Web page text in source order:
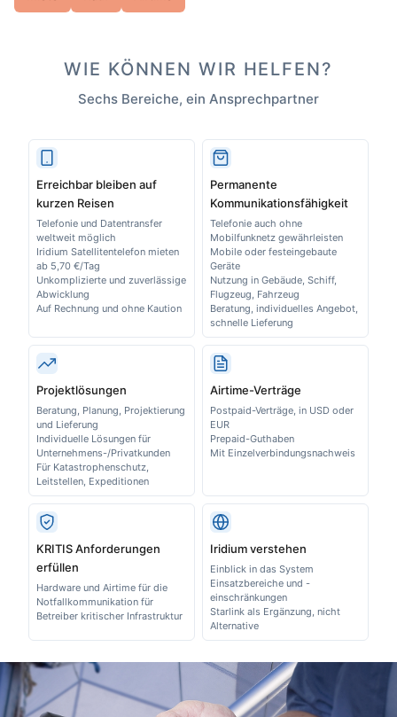
WIE KÖNNEN WIR HELFEN?
Sechs Bereiche, ein Ansprechpartner
Erreichbar bleiben auf
kurzen Reisen
Telefonie und Datentransfer
weltweit möglich
Iridium Satellitentelefon mieten
ab 5,70 €/Tag
Unkomplizierte und zuverlässige
Abwicklung
Auf Rechnung und ohne Kaution
Permanente
Kommunikationsfähigkeit
Telefonie auch ohne
Mobilfunknetz gewährleisten
Mobile oder festeingebaute
Geräte
Nutzung in Gebäude, Schiff,
Flugzeug, Fahrzeug
Beratung, individuelles Angebot,
schnelle Lieferung
Projektlösungen
Beratung, Planung, Projektierung
und Lieferung
Individuelle Lösungen für
Unternehmens-/Privatkunden
Für Katastrophenschutz,
Leitstellen, Expeditionen
Airtime-Verträge
Postpaid-Verträge, in USD oder
EUR
Prepaid-Guthaben
Mit Einzelverbindungsnachweis
KRITIS Anforderungen
erfüllen
Hardware und Airtime für die
Notfallkommunikation für
Betreiber kritischer Infrastruktur
Iridium verstehen
Einblick in das System
Einsatzbereiche und -
einschränkungen
Starlink als Ergänzung, nicht
Alternative